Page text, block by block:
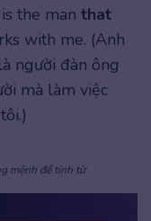
the man that
with me. (Anh
người đàn ông
mà làm việc
mệnh đề tính từ